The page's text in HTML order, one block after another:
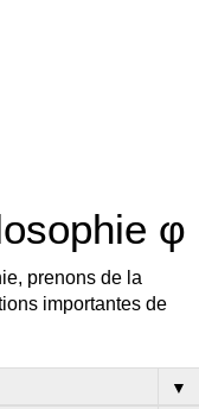
φ
prenons de la
importantes de
▼